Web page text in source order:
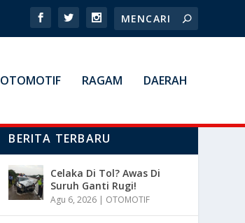
OTOMOTIF RAGAM DAERAH
BERITA TERBARU
Celaka Di Tol? Awas Di
Suruh Ganti Rugi!
Agu 6, 2026 | OTOMOTIF